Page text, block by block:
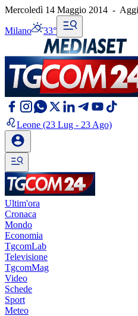
Mercoledì 14 Maggio 2014 -
Milano 33°
Leone (23 Lug - 23 Ago)
Ultim'ora
Cronaca
Mondo
Economia
TgcomLab
Televisione
TgcomMag
Video
Schede
Sport
Meteo